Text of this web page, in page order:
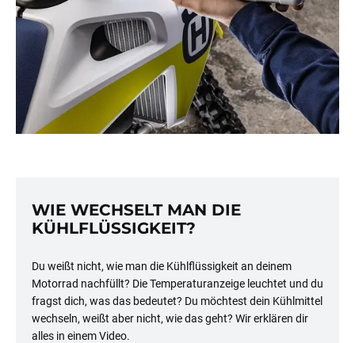
WIE WECHSELT MAN DIE
KÜHLFLÜSSIGKEIT?
Du weißt nicht, wie man die Kühlflüssigkeit an deinem
Motorrad nachfüllt? Die Temperaturanzeige leuchtet und du
fragst dich, was das bedeutet? Du möchtest dein Kühlmittel
wechseln, weißt aber nicht, wie das geht? Wir erklären dir
alles in einem Video.